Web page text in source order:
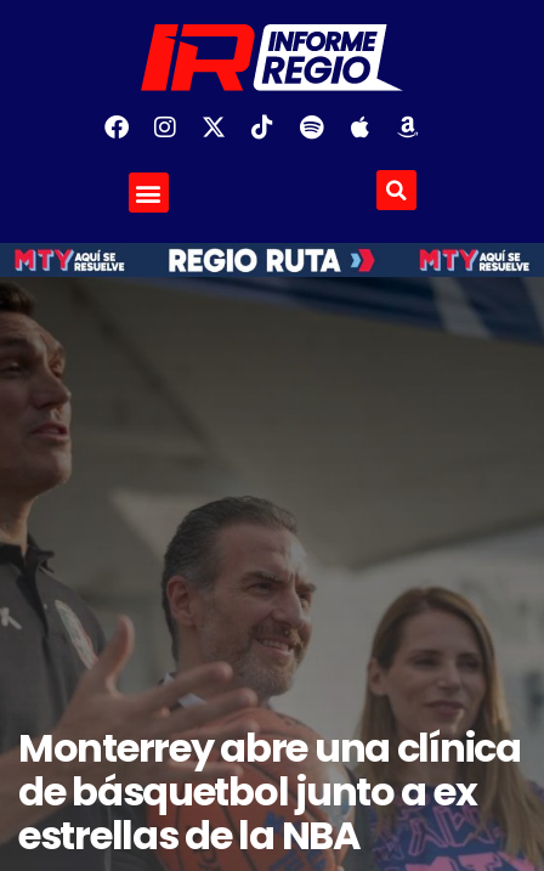
Monterrey abre una clínica
de básquetbol junto a ex
estrellas de la NBA